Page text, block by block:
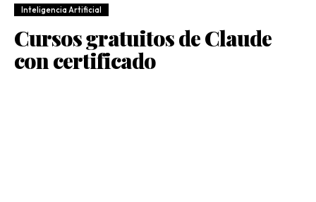
Inteligencia Artificial
Cursos gratuitos de Claude
con certificado